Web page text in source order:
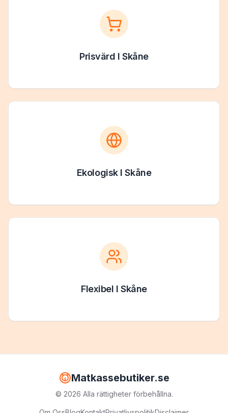
Prisvärd ISkåne
EkologiskISkåne
Flexibel ISkåne
Matkassebutiker.se
© 2026 Alla rättigheter förbehållna.